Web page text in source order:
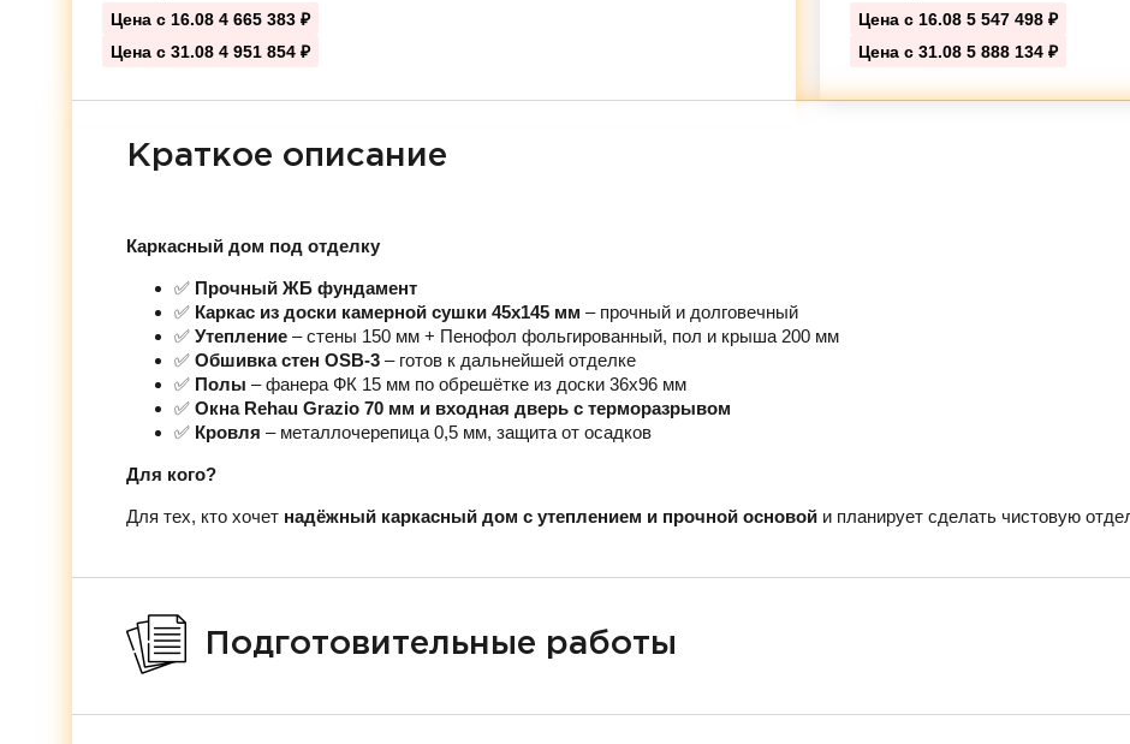
Цена с 16.08 4 665 383 ₽
Цена с 31.08 4 951 854 ₽
Цена с 16.08 5 547 498 ₽
Цена с 31.08 5 888 134 ₽
Краткое описание
Каркасный дом под отделку
✅ Прочный ЖБ фундамент
✅ Каркас из доски камерной сушки 45х145 мм – прочный и долговечный
✅ Утепление – стены 150 мм + Пенофол фольгированный, пол и крыша 200 мм
✅ Обшивка стен OSB-3 – готов к дальнейшей отделке
✅ Полы – фанера ФК 15 мм по обрешётке из доски 36х96 мм
✅ Окна Rehau Grazio 70 мм и входная дверь с терморазрывом
✅ Кровля – металлочерепица 0,5 мм, защита от осадков
Для кого?
Для тех, кто хочет надёжный каркасный дом с утеплением и прочной основой и планирует сделать чистовую
Подготовительные работы